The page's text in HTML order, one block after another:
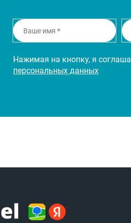
Нажимая на кнопку, я
персональных данных